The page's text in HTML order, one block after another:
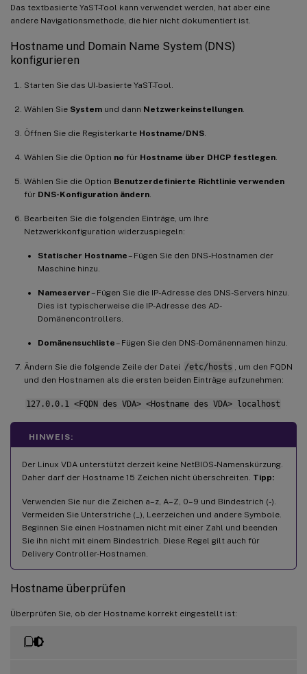
Das textbasierte YaST-Tool kann verwendet werden, hat aber eine
andere Navigationsmethode, die hier nicht dokumentiert ist.
Hostname und Domain Name System (DNS)
konfigurieren
Starten Sie das UI-basierte YaST-Tool.
Wählen Sie System und dann Netzwerkeinstellungen
Öffnen Sie die Registerkarte Hostname/DNS
Wählen Sie die Option no für Hostname über DHCP festlegen
Wählen Sie die Option Benutzerdefinierte Richtlinie verwenden
für DNS-Konfiguration ändern
Bearbeiten Sie die folgenden Einträge, um Ihre
Netzwerkkonfiguration widerzuspiegeln:
Statischer Hostname– Fügen Sie den DNS-Hostnamen der
Maschine hinzu.
Nameserver– Fügen Sie die IP-Adresse des DNS-Servers hinzu.
Dies ist typischerweise die IP-Adresse des AD-
Domänencontrollers.
Domänensuchliste– Fügen Sie den DNS-Domänennamen hinzu.
Ändern Sie die folgende Zeile der Datei /etc/hosts
, um den FQDN
und den Hostnamen als die ersten beiden Einträge aufzunehmen:
127.0.0.1 <FQDN des VDA> <Hostname des VDA> localhost
HINWEIS:
Der Linux VDA unterstützt derzeit keine NetBIOS-Namenskürzung.
Daher darf der Hostname 15 Zeichen nicht überschreiten. Tipp:
Verwenden Sie nur die Zeichen a–z, A–Z, 0–9 und Bindestrich (-).
Vermeiden Sie Unterstriche (_), Leerzeichen und andere Symbole.
Beginnen Sie einen Hostnamen nicht mit einer Zahl und beenden
Sie ihn nicht mit einem Bindestrich. Diese Regel gilt auch für
Delivery Controller-Hostnamen.
Hostname überprüfen
Überprüfen Sie, ob der Hostname korrekt eingestellt ist: